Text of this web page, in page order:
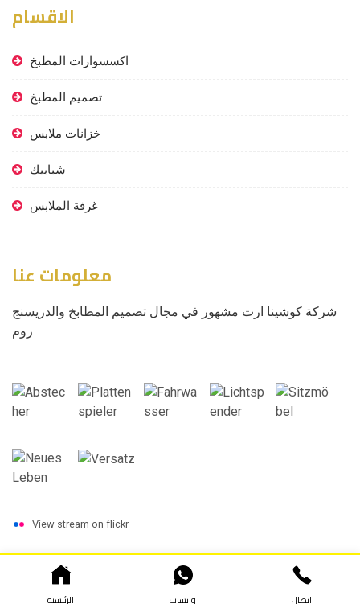
الاقسام
اكسسوارات المطبخ
تصميم المطبخ
خزانات ملابس
شبابيك
غرفة الملابس
معلومات عنا
شركة كوشينا ارت مشهور في مجال تصميم المطابخ والدريسنج
روم
View stream on flickr
اتصال واتساب الرئيسية